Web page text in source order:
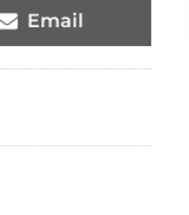
Email